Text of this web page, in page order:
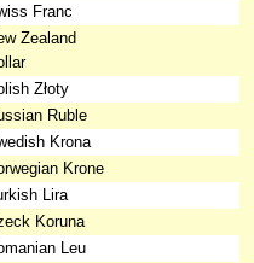
Franc
Zealand
Złoty
Ruble
Krona
Krone
Lira
Koruna
Leu